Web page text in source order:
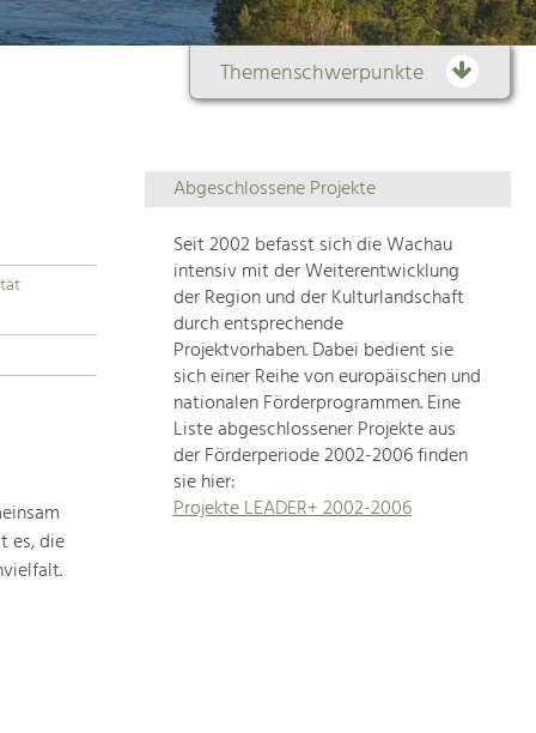
Themenschwerpunkte
Themenübersicht
Die
Regionalentwicklung
in
unserer
Region
ist
sehr
vielfältig.
Deshalb
geben
wir
hier
es, die
Abgeschlossene Projekte
Seit 2002 befasst sich die Wachau
intensiv mit der Weiterentwicklung
der Region und der Kulturlandschaft
durch entsprechende
Projektvorhaben. Dabei bedient sie
sich einer Reihe von europäischen und
nationalen Förderprogrammen. Eine
Liste abgeschlossener Projekte aus
der Förderperiode 2002-2006 finden
sie hier:
Projekte LEADER+ 2002-2006